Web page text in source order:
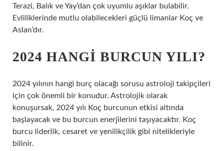
Terazi, Balık ve Yay’dan çok uyumlu aşıklar bulabilir.
Evliliklerinde mutlu olabilecekleri güçlü limanlar Koç ve
Aslan’dır.
2024 HANGI BURCUN YILI?
2024 yılının hangi burç olacağı sorusu astroloji takipçileri
için çok önemli bir konudur. Astrolojik olarak
konuşursak, 2024 yılı Koç burcunun etkisi altında
başlayacak ve bu burcun enerjilerini taşıyacaktır. Koç
burcu liderlik, cesaret ve yenilikçilik gibi nitelikleriyle
bilinir.